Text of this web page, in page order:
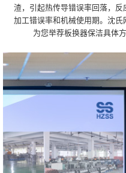
渣，引起热传导错误率回落，
加工错误率和机械使用期。沈氏
为您举荐板换器保洁具体